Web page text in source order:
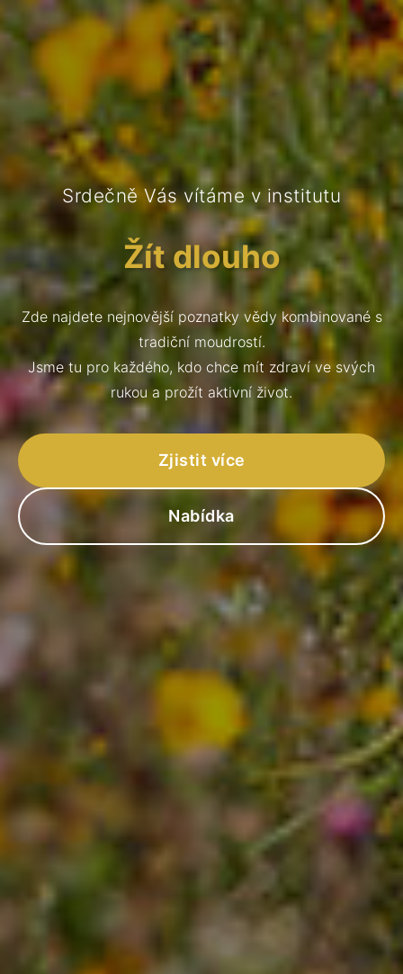
Srdečně Vás vítáme v institutu
Žít dlouho
Zde najdete nejnovější poznatky vědy kombinované s
tradiční moudrostí.
Jsme tu pro každého, kdo chce mít zdraví ve svých
rukou a prožít aktivní život.
Zjistit více
Nabídka